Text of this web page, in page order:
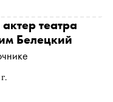
театра
Белецкий